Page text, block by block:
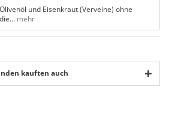
und Eisenkraut (Verveine) ohne
mehr
kauften auch